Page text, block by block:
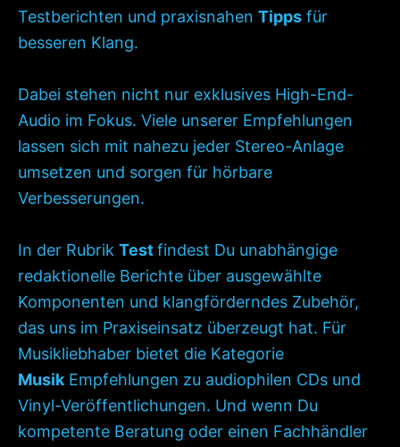
Testberichten und praxisnahen Tipps für
besseren Klang.
Dabei stehen nicht nur exklusives High-End-
Audio im Fokus. Viele unserer Empfehlungen
lassen sich mit nahezu jeder Stereo-Anlage
umsetzen und sorgen für hörbare
Verbesserungen.
In der Rubrik Testfindest Du unabhängige
redaktionelle Berichte über ausgewählte
Komponenten und klangförderndes Zubehör,
das uns im Praxiseinsatz überzeugt hat. Für
Musikliebhaber bietet die Kategorie
Musik Empfehlungen zu audiophilen CDs und
Vinyl-Veröffentlichungen. Und wenn Du
kompetente Beratung oder einen Fachhändler